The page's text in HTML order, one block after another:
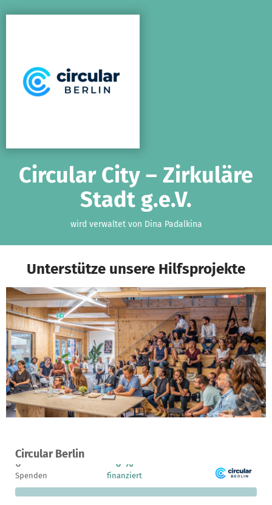
Circular City – Zirkuläre
Stadt g.e.V.
wird verwaltet von Dina Padalkina
Unterstütze unsere Hilfsprojekte
Circular Berlin
Ein Projekt in Berlin, Deutschland
0
Spenden
0 %
finanziert fehlen noch